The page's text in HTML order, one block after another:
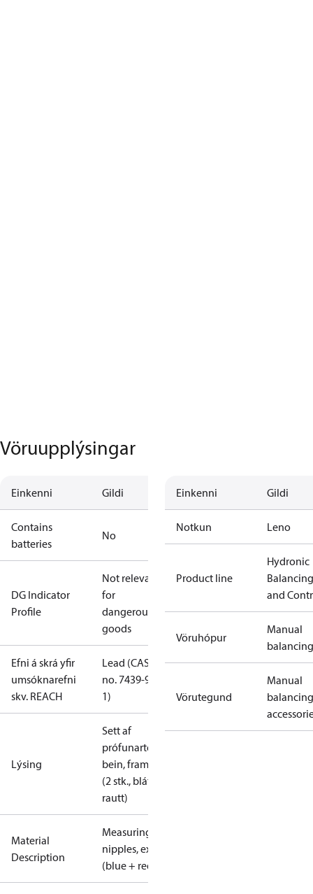
Vöruupplýsingar
Einkenni Gildi
Contains
batteries
No
DG Indicator
Profile
Not relevant
for
dangerous
goods
Efni á skrá yfir
umsóknarefni
skv. REACH
Lead (CAS
no. 7439-92-
1)
Lýsing
Sett af
prófunartengjum,
bein, framlengd
(2 stk., blátt +
rautt)
Material
Description
Measuring
nipples, ext.
(blue + red)
Einkenni Gildi
Notkun Leno
Product line
Hydronic
Balancing
and
Vöruhópur
Manual
balancing
Vörutegund
Manual
balancing